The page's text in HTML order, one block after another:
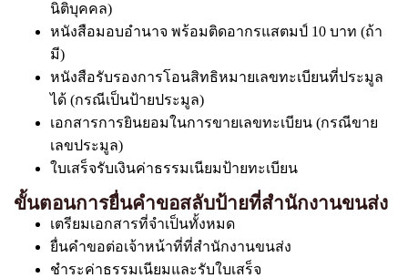
นิติบุคคล)
หนังสือมอบอำนาจ พร้อมติดอากรแสตมป์ 10 บาท (ถ้า
มี)
หนังสือรับรองการโอนสิทธิหมายเลขทะเบียนที่ประมูล
ได้ (กรณีเป็นป้ายประมูล)
เอกสารการยินยอมในการขายเลขทะเบียน (กรณีขาย
เลขประมูล)
ใบเสร็จรับเงินค่าธรรมเนียมป้ายทะเบียน
ขั้นตอนการยื่นคำขอสลับป้ายที่สำนักงานขนส่ง
เตรียมเอกสารที่จำเป็นทั้งหมด
ยื่นคำขอต่อเจ้าหน้าที่ที่สำนักงานขนส่ง
ชำระค่าธรรมเนียมและรับใบเสร็จ